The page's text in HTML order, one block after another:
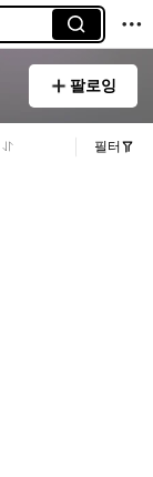
팔로잉
필터